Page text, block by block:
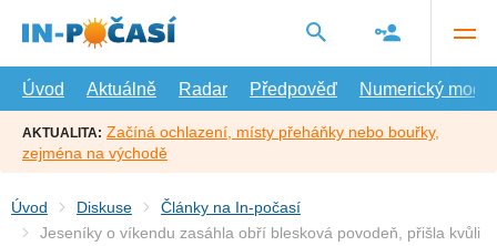
hlavní
Úvod
Aktuálně Radar Předpověď Numerický model
AKTUALITA: Začíná ochlazení, místy přeháňky nebo bouřky,
zejména na východě
Úvod Diskuse
Články na In-počasí
Jeseníky o víkendu zasáhla obří blesková povodeň, přišla kvůli